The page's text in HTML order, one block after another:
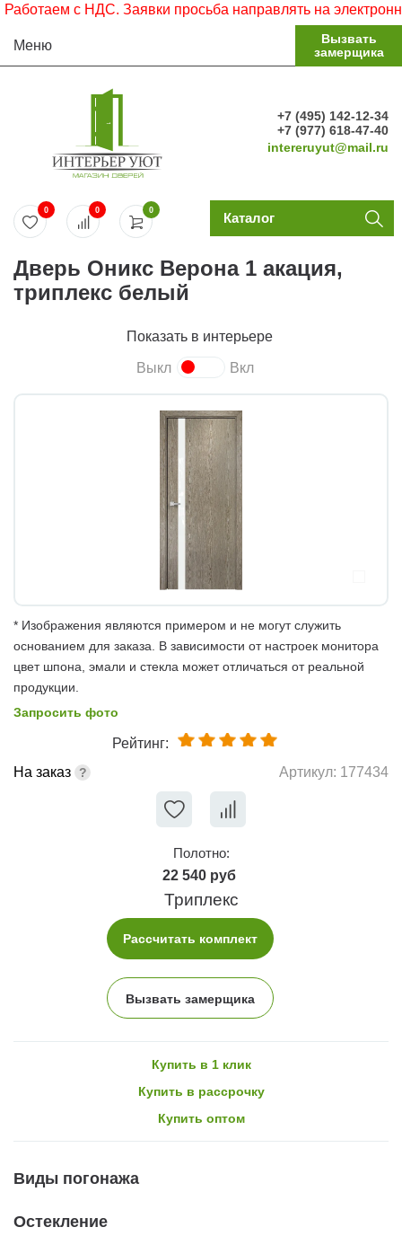
с НДС. Заявки просьба направлять на электронную
Меню
Вызвать
замерщика
+7 (495) 142-12-34
+7 (977) 618-47-40
intereruyut@mail.ru
0
0 0 Каталог
Дверь Оникс Верона 1 акация,
триплекс белый
Показать в интерьере
Выкл Вкл
* Изображения являются примером и не могут служить
основанием для заказа. В зависимости от настроек монитора
цвет шпона, эмали и стекла может отличаться от реальной
продукции.
Запросить фото
Рейтинг:
На заказ
Артикул: 177434
Полотно:
22 540 руб
Триплекс
Рассчитать комплект
Вызвать замерщика
Купить в 1 клик
Купить в рассрочку
Купить оптом
Виды погонажа
Остекление